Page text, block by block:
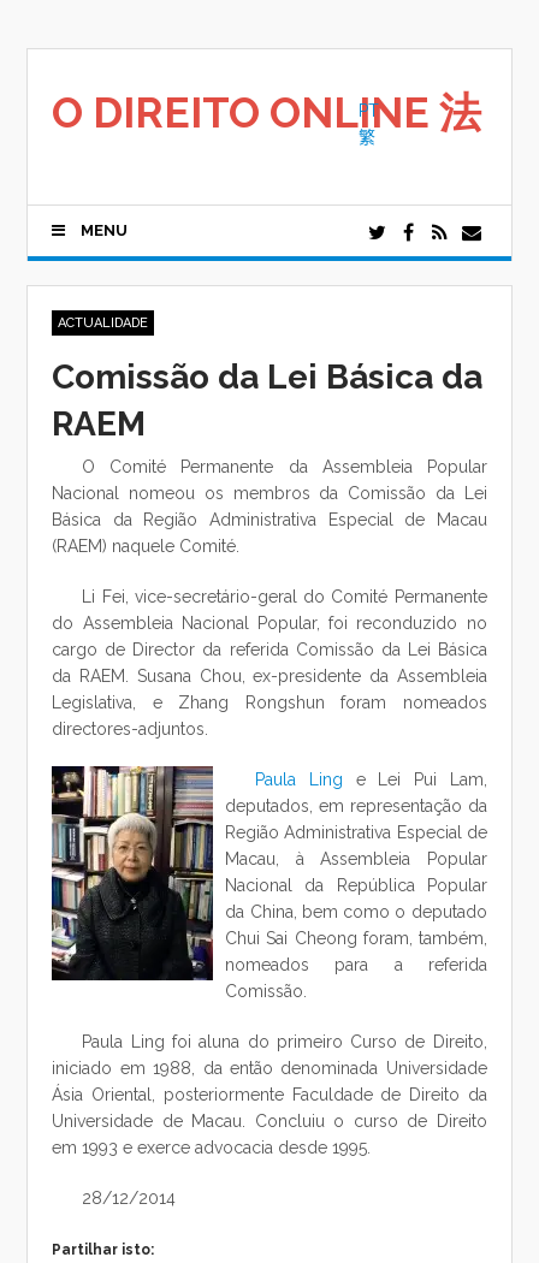
O DIREITO ONLINE 法
PT
繁
MENU
ACTUALIDADE
Comissão da Lei Básica da
RAEM
O Comité Permanente da Assembleia Popular
Nacional nomeou os membros da Comissão da Lei
Básica da Região Administrativa Especial de Macau
(RAEM) naquele Comité.
Li Fei, vice-secretário-geral do Comité Permanente
do Assembleia Nacional Popular, foi reconduzido no
cargo de Director da referida Comissão da Lei Básica
da RAEM. Susana Chou, ex-presidente da Assembleia
Legislativa, e Zhang Rongshun foram nomeados
directores-adjuntos.
Paula Ling e Lei Pui Lam,
deputados, em representação da
Região Administrativa Especial de
Macau, à Assembleia Popular
Nacional da República Popular
da China, bem como o deputado
Chui Sai Cheong foram, também,
nomeados para a referida
Comissão.
Paula Ling foi aluna do primeiro Curso de Direito,
iniciado em 1988, da então denominada Universidade
Ásia Oriental, posteriormente Faculdade de Direito da
Universidade de Macau. Concluiu o curso de Direito
em 1993 e exerce advocacia desde 1995.
28/12/2014
Partilhar isto: